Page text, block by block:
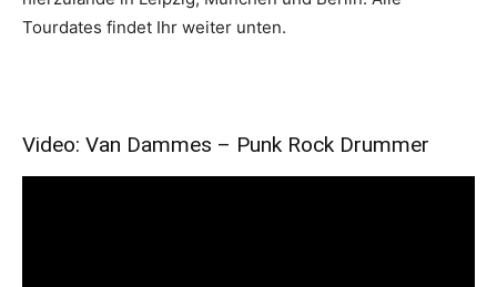
Tourdates findet Ihr weiter unten.
Video: Van Dammes – Punk Rock Drummer